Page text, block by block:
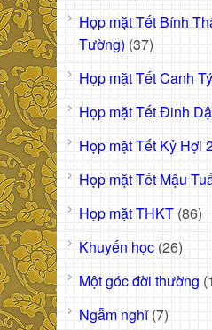
Họp mặt Tết Bính
Tường) (37)
Họp mặt Tết Canh
Họp mặt Tết Đinh
Họp mặt Tết Kỷ Hợi
Họp mặt Tết Mậu
Họp mặt THKT (86)
Khuyến học (26)
Một góc đời thường
Ngẫm nghĩ(7)